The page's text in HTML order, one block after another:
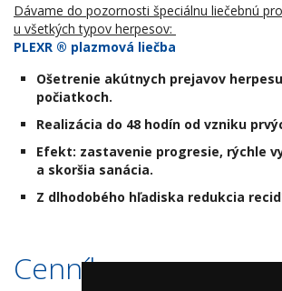
Dávame do pozornosti špeciálnu liečebnú
u všetkých typov herpesov:
PLEXR ® plazmová liečba
Ošetrenie akútnych prejavov
počiatkoch.
Realizácia do 48 hodín od vzniku
Efekt: zastavenie progresie, rýchle
a skoršia sanácia.
Z dlhodobého hľadiska redukcia
Cenník